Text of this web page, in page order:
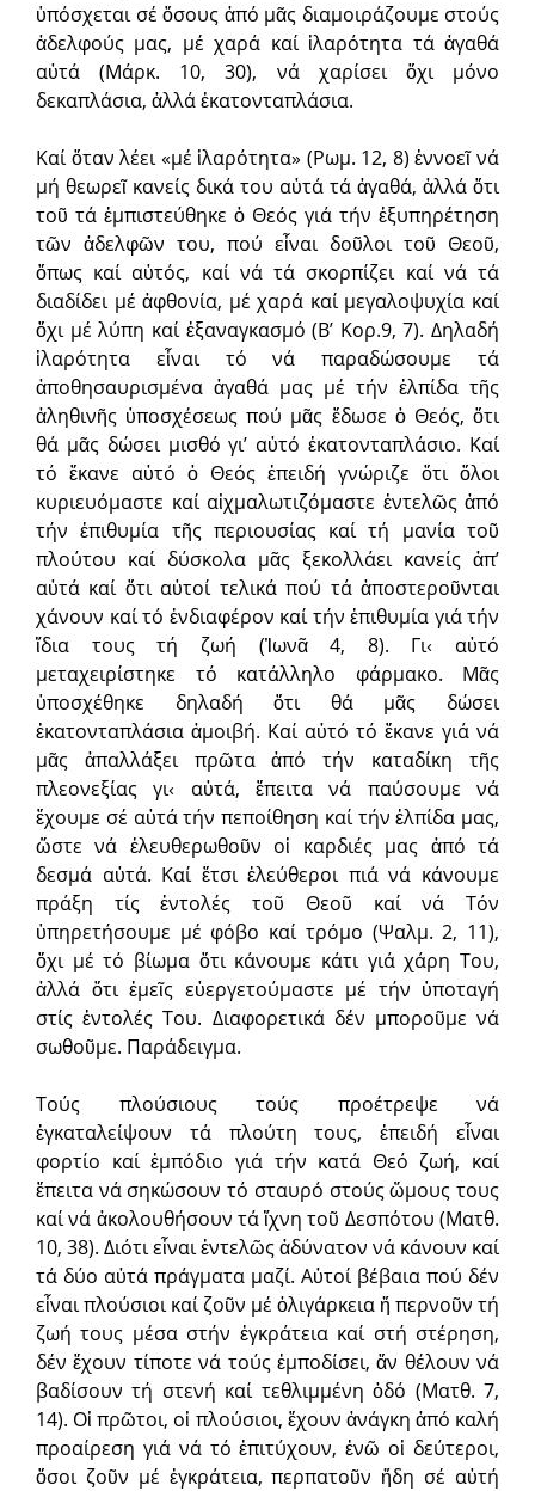
ὑπόσχεται σέ ὅσους ἀπό μᾶς διαμοιράζουμε στούς
ἀδελφούς μας, μέ χαρά καί ἱλαρότητα τά ἀγαθά
αὐτά (Μάρκ. 10, 30), νά χαρίσει ὄχι μόνο
δεκαπλάσια, ἀλλά ἑκατονταπλάσια.
Καί ὅταν λέει «μέ ἱλαρότητα» (Ρωμ. 12, 8) ἐννοεῖ νά
μή θεωρεῖ κανείς δικά του αὐτά τά ἀγαθά, ἀλλά ὅτι
τοῦ τά ἐμπιστεύθηκε ὁ Θεός γιά τήν ἐξυπηρέτηση
τῶν ἀδελφῶν του, πού εἶναι δοῦλοι τοῦ Θεοῦ,
ὅπως καί αὐτός, καί νά τά σκορπίζει καί νά τά
διαδίδει μέ ἀφθονία, μέ χαρά καί μεγαλοψυχία καί
ὄχι μέ λύπη καί ἐξαναγκασμό (Β’ Κορ.9, 7). Δηλαδή
ἱλαρότητα εἶναι τό νά παραδώσουμε τά
ἀποθησαυρισμένα ἀγαθά μας μέ τήν ἐλπίδα τῆς
ἀληθινῆς ὑποσχέσεως πού μᾶς ἔδωσε ὁ Θεός, ὅτι
θά μᾶς δώσει μισθό γι’ αὐτό ἑκατονταπλάσιο. Καί
τό ἔκανε αὐτό ὁ Θεός ἐπειδή γνώριζε ὅτι ὅλοι
κυριευόμαστε καί αἰχμαλωτιζόμαστε ἐντελῶς ἀπό
τήν ἐπιθυμία τῆς περιουσίας καί τή μανία τοῦ
πλούτου καί δύσκολα μᾶς ξεκολλάει κανείς ἀπ’
αὐτά καί ὅτι αὐτοί τελικά πού τά ἀποστεροῦνται
χάνουν καί τό ἐνδιαφέρον καί τήν ἐπιθυμία γιά τήν
ἴδια τους τή ζωή (Ἰωνᾶ 4, 8). Γι‹ αὐτό
μεταχειρίστηκε τό κατάλληλο φάρμακο. Μᾶς
ὑποσχέθηκε δηλαδή ὅτι θά μᾶς δώσει
ἑκατονταπλάσια ἀμοιβή. Καί αὐτό τό ἔκανε γιά νά
μᾶς ἀπαλλάξει πρῶτα ἀπό τήν καταδίκη τῆς
πλεονεξίας γι‹ αὐτά, ἔπειτα νά παύσουμε νά
ἔχουμε σέ αὐτά τήν πεποίθηση καί τήν ἐλπίδα μας,
ὥστε νά ἐλευθερωθοῦν οἱ καρδιές μας ἀπό τά
δεσμά αὐτά. Καί ἔτσι ἐλεύθεροι πιά νά κάνουμε
πράξη τίς ἐντολές τοῦ Θεοῦ καί νά Τόν
ὑπηρετήσουμε μέ φόβο καί τρόμο (Ψαλμ. 2, 11),
ὄχι μέ τό βίωμα ὅτι κάνουμε κάτι γιά χάρη Του,
ἀλλά ὅτι ἐμεῖς εὐεργετούμαστε μέ τήν ὑποταγή
στίς ἐντολές Του. Διαφορετικά δέν μποροῦμε νά
σωθοῦμε. Παράδειγμα.
Τούς πλούσιους τούς προέτρεψε νά
ἐγκαταλείψουν τά πλούτη τους, ἐπειδή εἶναι
φορτίο καί ἐμπόδιο γιά τήν κατά Θεό ζωή, καί
ἔπειτα νά σηκώσουν τό σταυρό στούς ὤμους τους
καί νά ἀκολουθήσουν τά ἴχνη τοῦ Δεσπότου (Ματθ.
10, 38). Διότι εἶναι ἐντελῶς ἀδύνατον νά κάνουν καί
τά δύο αὐτά πράγματα μαζί. Αὐτοί βέβαια πού δέν
εἶναι πλούσιοι καί ζοῦν μέ ὀλιγάρκεια ἤ περνοῦν τή
ζωή τους μέσα στήν ἐγκράτεια καί στή στέρηση,
δέν ἔχουν τίποτε νά τούς ἐμποδίσει, ἄν θέλουν νά
βαδίσουν τή στενή καί τεθλιμμένη ὁδό (Ματθ. 7,
14). Οἱ πρῶτοι, οἱ πλούσιοι, ἔχουν ἀνάγκη ἀπό καλή
προαίρεση γιά νά τό ἐπιτύχουν, ἐνῶ οἱ δεύτεροι,
ὅσοι ζοῦν μέ ἐγκράτεια, περπατοῦν ἤδη σέ αὐτή